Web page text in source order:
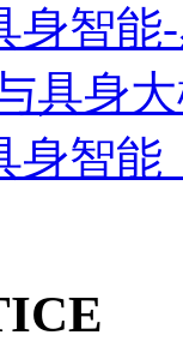
身智
具身
身智